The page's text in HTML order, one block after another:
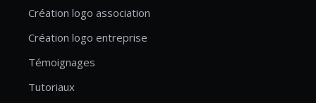
Création logo association
Création logo entreprise
Témoignages
Tutoriaux